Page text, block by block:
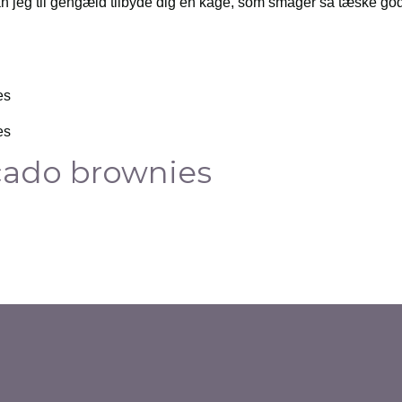
brownies